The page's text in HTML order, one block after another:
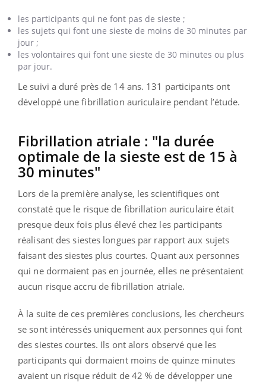
les participants qui ne font pas de sieste ;
les sujets qui font une sieste de moins de 30 minutes par
jour ;
les volontaires qui font une sieste de 30 minutes ou plus
par jour.
Le suivi a duré près de 14 ans. 131 participants ont
développé une fibrillation auriculaire pendant l’étude.
Fibrillation atriale : "la durée
optimale de la sieste est de 15 à
30 minutes"
Lors de la première analyse, les scientifiques ont
constaté que le risque de fibrillation auriculaire était
presque deux fois plus élevé chez les participants
réalisant des siestes longues par rapport aux sujets
faisant des siestes plus courtes. Quant aux personnes
qui ne dormaient pas en journée, elles ne présentaient
aucun risque accru de fibrillation atriale.
À la suite de ces premières conclusions, les chercheurs
se sont intéressés uniquement aux personnes qui font
des siestes courtes. Ils ont alors observé que les
participants qui dormaient moins de quinze minutes
avaient un risque réduit de 42 % de développer une